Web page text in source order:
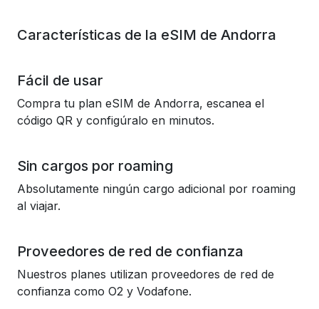
Características de la eSIM de Andorra
Fácil de usar
Compra tu plan eSIM de Andorra, escanea el
código QR y configúralo en minutos.
Sin cargos por roaming
Absolutamente ningún cargo adicional por roaming
al viajar.
Proveedores de red de confianza
Nuestros planes utilizan proveedores de red de
confianza como O2 y Vodafone.